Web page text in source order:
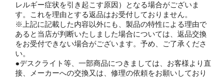
レルギー症状を引き起こす原因）となる場合がございま
す。これを理由とする返品はお受付しておりません。
※上記に記載した内容以外にも、製品の特性による理由で
あると当店が判断いたしました場合については、返品交換
をお受付できない場合がございます。予め、ご了承くださ
い。
●デスクライト等、一部商品につきましては、お客様より直
接、メーカーへの交換又は、修理の依頼をお願いしており